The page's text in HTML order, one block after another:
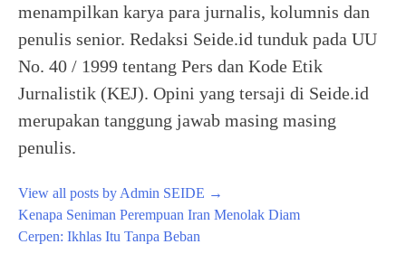
menampilkan karya para jurnalis, kolumnis dan
penulis senior. Redaksi Seide.id tunduk pada UU
No. 40 / 1999 tentang Pers dan Kode Etik
Jurnalistik (KEJ). Opini yang tersaji di Seide.id
merupakan tanggung jawab masing masing
penulis.
View all posts by Admin SEIDE →
Post
navigation
Kenapa Seniman Perempuan Iran Menolak Diam
Cerpen: Ikhlas Itu Tanpa Beban